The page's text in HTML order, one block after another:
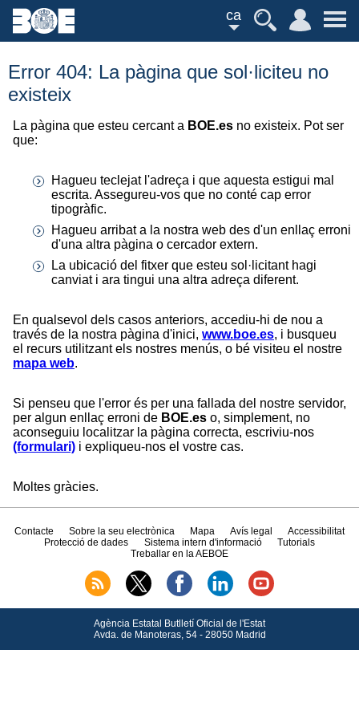
ca
Error 404: La pàgina que sol·liciteu no
existeix
La pàgina que esteu cercant a BOE.es no existeix. Pot ser
que:
Hagueu teclejat l'adreça i que aquesta estigui mal
escrita. Assegureu-vos que no conté cap error
tipogràfic.
Hagueu arribat a la nostra web des d'un enllaç erroni
d'una altra pàgina o cercador extern.
La ubicació del fitxer que esteu sol·licitant hagi
canviat i ara tingui una altra adreça diferent.
En qualsevol dels casos anteriors, accediu-hi de nou a
través de la nostra pàgina d'inici, www.boe.es, i busqueu
el recurs utilitzant els nostres menús, o bé visiteu el nostre
mapa web.
Si penseu que l'error és per una fallada del nostre servidor,
per algun enllaç erroni de BOE.es o, simplement, no
aconseguiu localitzar la pàgina correcta, escriviu-nos
(formulari) i expliqueu-nos el vostre cas.
Moltes gràcies.
Contacte Sobre la seu electrònica Mapa Avís legal
Accessibilitat
Protecció de dades
Sistema intern d'informació
Tutorials
Treballar en la AEBOE
Agència Estatal Butlletí Oficial de l'Estat
Avda.de Manoteras, 54 - 28050 Madrid